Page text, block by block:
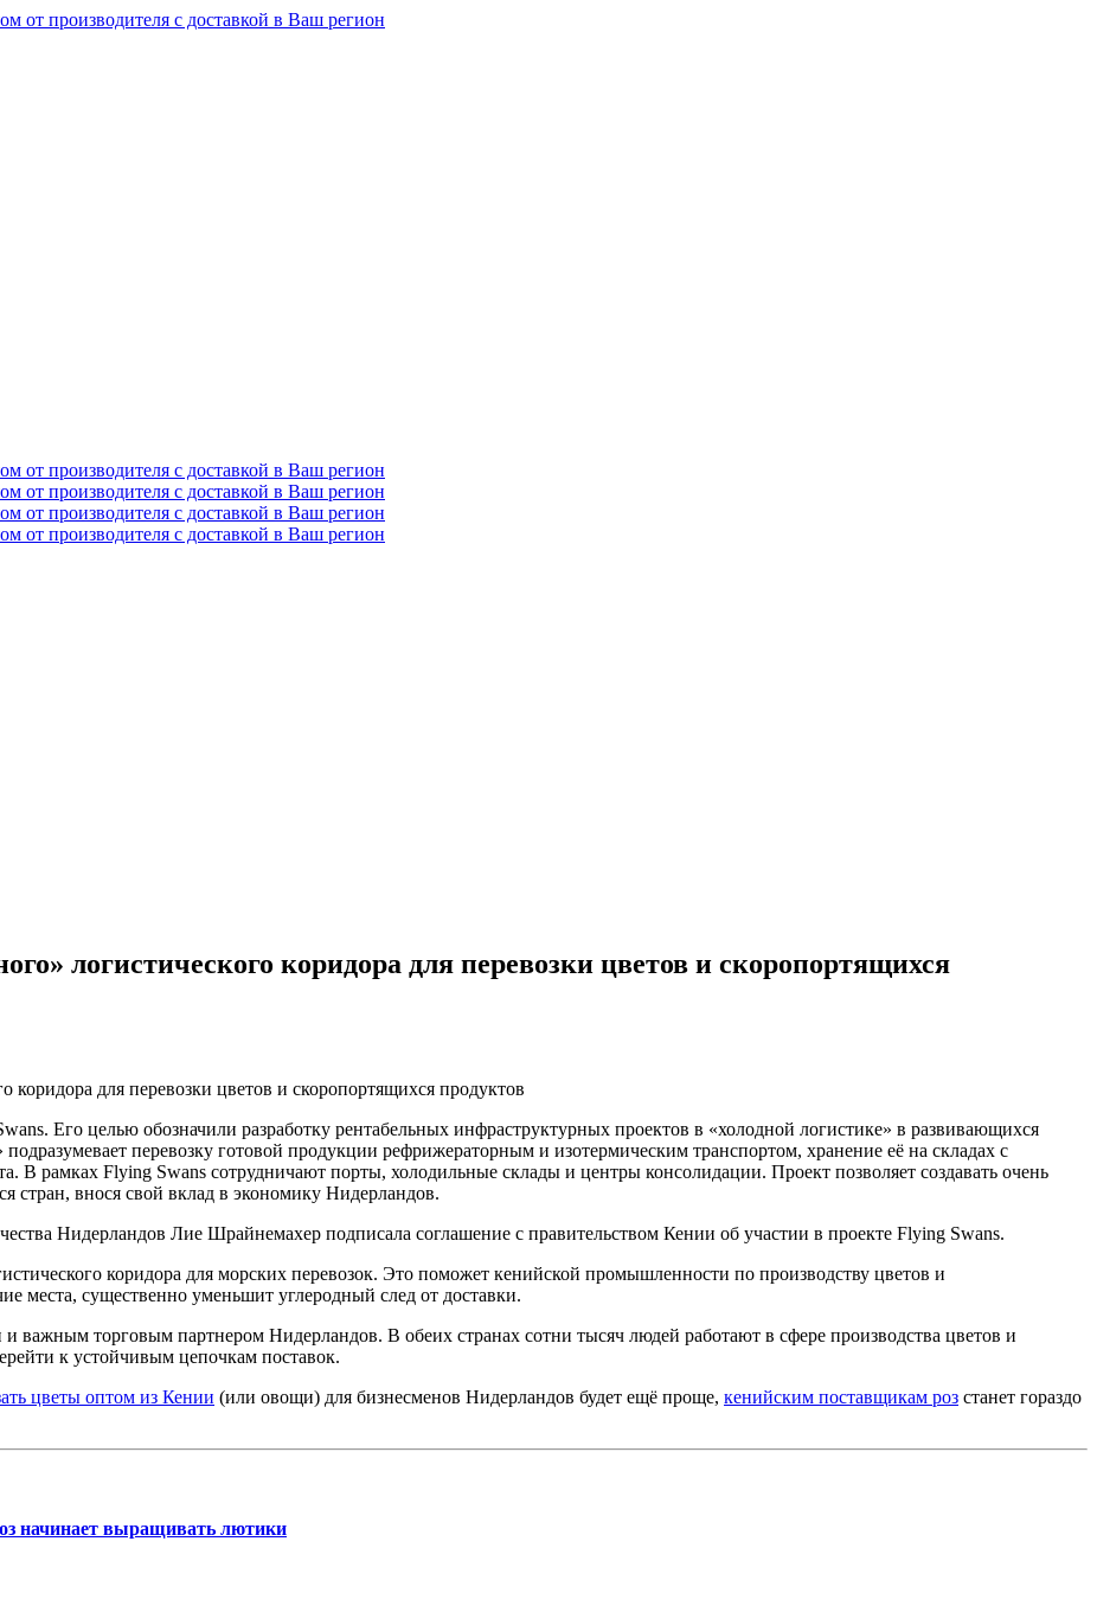
логистического коридора для перевозки цветов и скоропортящихся
Его целью обозначили разработку рентабельных инфраструктурных проектов в «холодной логистике» в развивающихся
перевозку готовой продукции рефрижераторным и изотермическим транспортом, хранение её на складах с
В рамках Flying Swans сотрудничают порты, холодильные склады и центры консолидации. Проект позволяет создавать очень
стран, внося свой вклад в экономику Нидерландов.
Нидерландов Лие Шрайнемахер подписала соглашение с правительством Кении об участии в проекте Flying Swans.
коридора для морских перевозок. Это поможет кенийской промышленности по производству цветов и
места, существенно уменьшит углеродный след от доставки.
важным торговым партнером Нидерландов. В обеих странах сотни тысяч людей работают в сфере производства цветов и
к устойчивым цепочкам поставок.
цветы оптом из Кении (или овощи) для бизнесменов Нидерландов будет ещё проще, кенийским поставщикам роз станет гораздо
начинает выращивать лютики